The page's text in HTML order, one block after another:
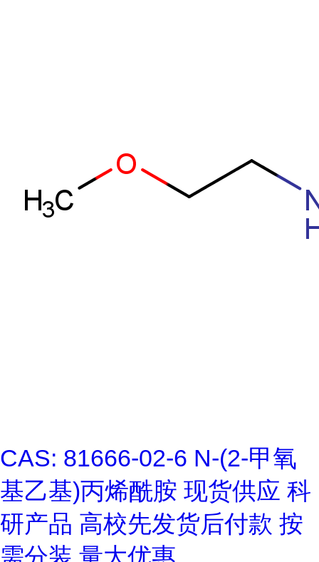
CAS: 81666-02-6 N-(2-甲氧
基乙基)丙烯酰胺 现货供应 科
研产品 高校先发货后付款 按
需分装 量大优惠